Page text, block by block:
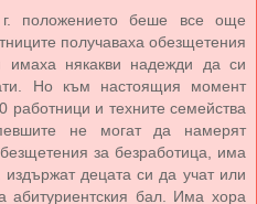
положението беше все още
получаваха обезщетения
някакви надежди да си
Но към настоящия момент
работници и техните семейства
не могат да намерят
за безработица, има
децата си да учат или
абитуриентския бал. Има хора